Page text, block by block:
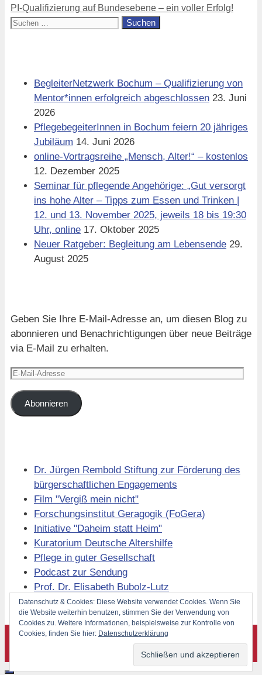
PI-Qualifizierung auf Bundesebene – ein voller Erfolg!
Suchen
BegleiterNetzwerk Bochum – Qualifizierung von
Mentor*innen erfolgreich abgeschlossen 23. Juni
2026
PflegebegeiterInnen in Bochum feiern 20 jähriges
Jubiläum 14. Juni 2026
online-Vortragsreihe „Mensch, Alter!“ – kostenlos
12. Dezember 2025
Seminar für pflegende Angehörige: „Gut versorgt
ins hohe Alter – Tipps zum Essen und Trinken |
12. und 13. November 2025, jeweils 18 bis 19:30
Uhr, online 17. Oktober 2025
Neuer Ratgeber: Begleitung am Lebensende 29.
August 2025
Geben Sie Ihre E-Mail-Adresse an, um diesen Blog zu
abonnieren und Benachrichtigungen über neue Beiträge
via E-Mail zu erhalten.
E-
Adresse
Abonnieren
Dr. Jürgen Rembold Stiftung zur Förderung des
bürgerschaftlichen Engagements
Film "Vergiß mein nicht"
Forschungsinstitut Geragogik (FoGera)
Initiative "Daheim statt Heim"
Kuratorium Deutsche Altershilfe
Pflege in guter Gesellschaft
Podcast zur Sendung
Prof. Dr. Elisabeth Bubolz-Lutz
Volkssolidarität Berlin
Forschungsinstitut Geragogik (FoGera) 2026
Datenschutz & Cookies: Diese Website verwendet Cookies. Wenn Sie
die Website weiterhin benutzen, stimmen Sie der Verwendung von
Cookies zu. Weitere Informationen, beispielsweise zur Kontrolle von
Cookies, finden Sie hier: Datenschutzerklärung